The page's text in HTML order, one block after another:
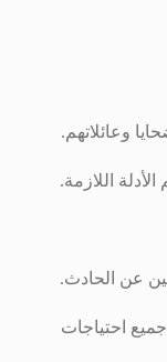
وعائلاتهم.
الأدلة اللازمة.
عن الحادث.
احتياجات